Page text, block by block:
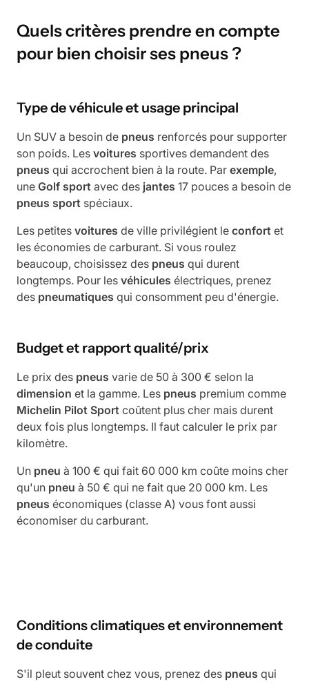
Quels critères prendre en compte
pour bien choisir ses pneus ?
Type de véhicule et usage principal
Un SUV a besoin de pneus renforcés pour supporter
son poids. Les voitures sportives demandent des
pneus qui accrochent bien à la route. Par exemple,
une Golf sport avec des jantes 17 pouces a besoin de
pneus sport spéciaux.
Les petites voitures de ville privilégient le confort et
les économies de carburant. Si vous roulez
beaucoup, choisissez des pneus qui durent
longtemps. Pour les véhicules électriques, prenez
des pneumatiques qui consomment peu d'énergie.
Budget et rapport qualité/prix
Le prix des pneus varie de 50 à 300 € selon la
dimension et la gamme. Les pneus premium comme
Michelin Pilot Sport coûtent plus cher mais durent
deux fois plus longtemps. Il faut calculer le prix par
kilomètre.
Un pneu à 100 € qui fait 60 000 km coûte moins cher
qu'un pneu à 50 € qui ne fait que 20 000 km. Les
pneus économiques (classe A) vous font aussi
économiser du carburant.
Conditions climatiques et environnement
de conduite
S'il pleut souvent chez vous, prenez des pneus qui